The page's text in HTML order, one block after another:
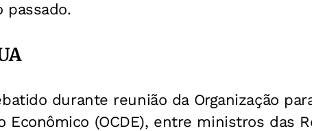
passado.
durante reunião da Organização
Econômico (OCDE), entre ministros das